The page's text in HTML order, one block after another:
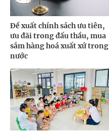
Đề xuất chính sách ưu tiên,
ưu đãi trong đấu thầu, mua
sắm hàng hoá xuất xứ trong
nước